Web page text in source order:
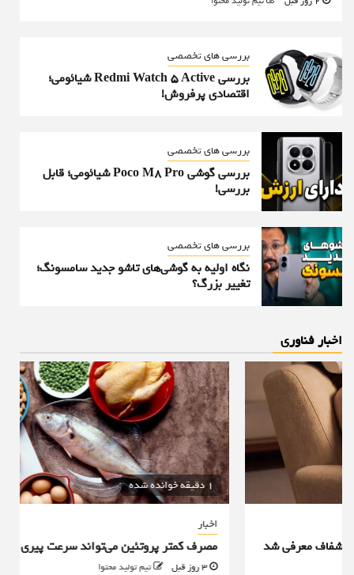
بررسی های تخصصی
بررسی Redmi Watch 5 Active شیائومی؛
اقتصادی پرفروش!
بررسی های تخصصی
بررسی گوشی Poco M8 Pro شیائومی؛ قابل
بررسی!
بررسی های تخصصی
نگاه اولیه به گوشی‌های تاشو جدید سامسونگ؛
تغییر بزرگ؟
اخبار فناوری
1 دقیقه خوانده شده
مصرف کمتر پروتئین می‌تواند سرعت پیری را کاهش دهد
تیم تولید محتوا